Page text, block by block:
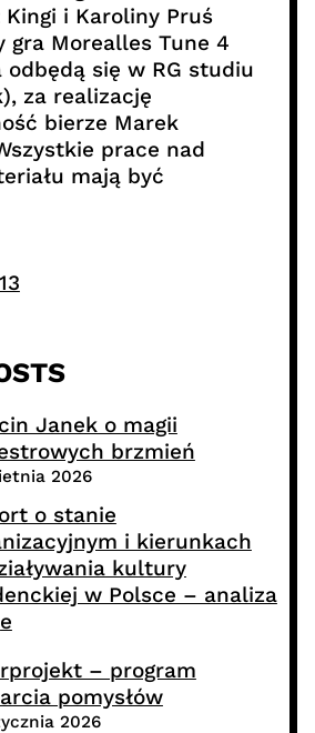
Kingi i Karoliny Pruś
gra Morealles Tune 4
odbędą się w RG studiu
za realizację
bierze Marek
prace nad
mają być
Janek o magii
brzmień
2026
o stanie
i kierunkach
kultury
w Polsce – analiza
– program
pomysłów
2026